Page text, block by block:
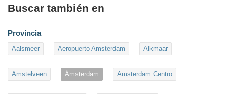
Buscar también en
Provincia
Aalsmeer Aeropuerto Amsterdam Alkmaar
Amstelveen Ámsterdam Amsterdam Centro